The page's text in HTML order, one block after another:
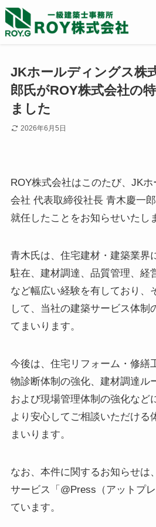
JKホールディングス株
郎氏がROY株式会社の
ました
2026年6月5日
ROY株式会社はこのたび、JK
会社 代表取締役社長 青木慶一
就任したことをお知らせいたし
青木氏は、住宅建材・建築業界
駐在、建材調達、品質管理、経
など幅広い経験を有しており、
して、当社の建築サービス体制
てまいります。
今後は、住宅リフォーム・修繕
物診断体制の強化、建材調達ル
および現場管理体制の強化など
より安心してご相談いただける
まいります。
なお、本件に関するお知らせは
サービス「@Press（アットプ
ています。